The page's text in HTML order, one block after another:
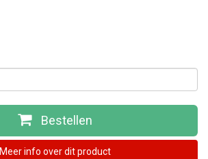
Bestellen
Meer info over dit product